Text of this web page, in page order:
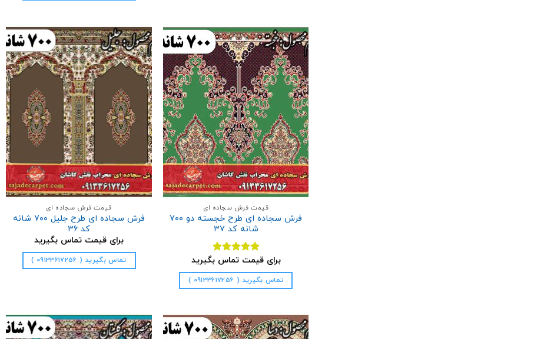
افزودن
به
علاقه
مندی
ها
قیمت فرش سجاده ای
فرش سجاده ای طرح خجسته دو ۷۰۰
شانه کد ۳۷
نمره5.00
برای قیمت تماس بگیرید
تماس بگیرید ( 09133617256 )
افزودن
به
علاقه
مندی
قیمت فرش سجاده ای
فرش سجاده ای طرح جلیل ۷۰۰ شانه
کد ۳۶
برای قیمت تماس بگیرید
تماس بگیرید ( 09133617256 )